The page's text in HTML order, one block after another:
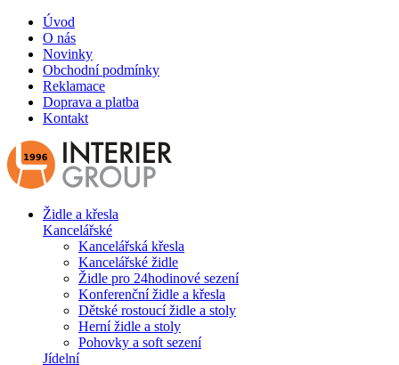
Úvod
O nás
Novinky
Obchodní podmínky
Reklamace
Doprava a platba
Kontakt
Židle a křesla
Kancelářské
Kancelářská křesla
Kancelářské židle
Židle pro 24hodinové sezení
Konferenční židle a křesla
Dětské rostoucí židle a stoly
Herní židle a stoly
Pohovky a soft sezení
Jídelní